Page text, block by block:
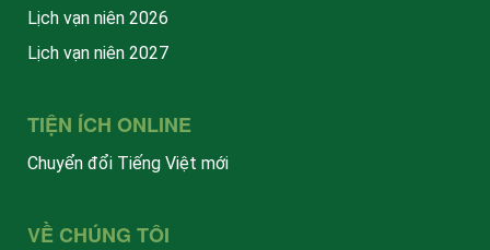
Lịch vạn niên 2026
Lịch vạn niên 2027
TIỆN ÍCH ONLINE
Chuyển đổi Tiếng Việt mới
VỀ CHÚNG TÔI